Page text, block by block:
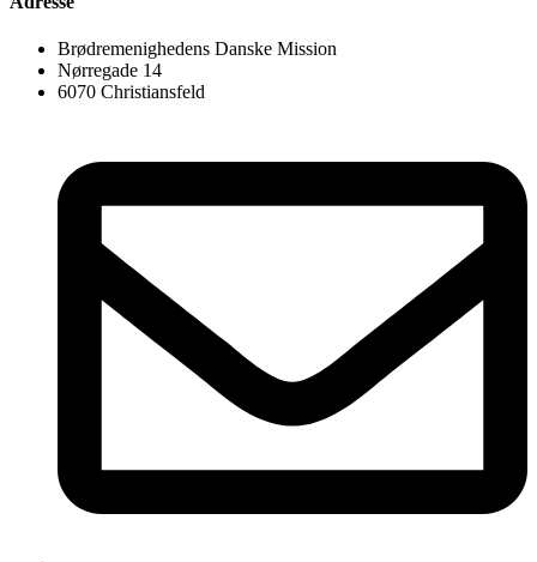
Brødremenighedens Danske Mission
Nørregade 14
6070 Christiansfeld